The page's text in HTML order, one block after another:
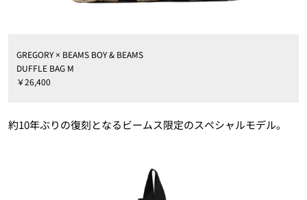
GREGORY × BEAMS BOY & BEAMS
DUFFLE BAG M
￥26,400
約10年ぶりの復刻となるビームス限定のスペシャルモデル。